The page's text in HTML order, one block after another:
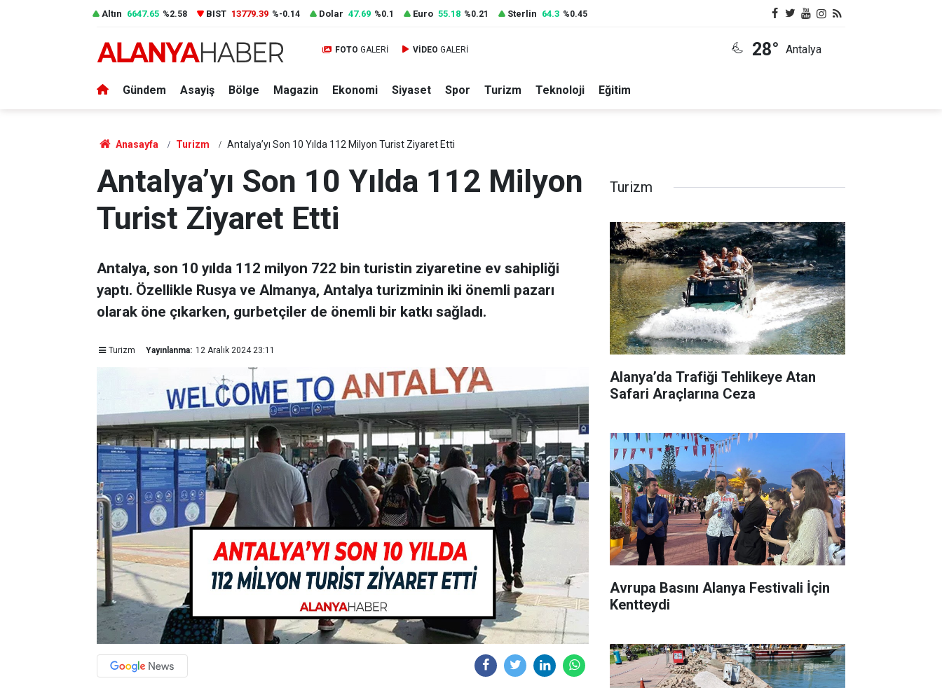
Altın 6647.65 %2.58 BIST 13779.39 %-0.14 Dolar 47.69 %0.1 Euro 55.18 %0.21 Sterlin 64.3 %0.45
FOTO GALERİ VİDEO GALERİ 28° Antalya
Gündem Asayiş Bölge Magazin Ekonomi Siyaset Spor Turizm Teknoloji Eğitim
Anasayfa Turizm Antalya’yı Son 10 Yılda 112 Milyon Turist Ziyaret Etti
Antalya’yı Son 10 Yılda 112 Milyon
Turist Ziyaret Etti
Antalya, son 10 yılda 112 milyon 722 bin turistin ziyaretine ev sahipliği
yaptı. Özellikle Rusya ve Almanya, Antalya turizminin iki önemli pazarı
olarak öne çıkarken, gurbetçiler de önemli bir katkı sağladı.
Turizm Yayınlanma: 12 Aralık 2024 23:11
Turizm
Alanya’da Trafiği Tehlikeye Atan
Safari Araçlarına Ceza
Avrupa Basını Alanya Festivali İçin
Kentteydi